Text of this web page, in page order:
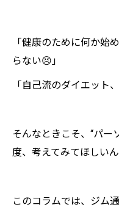
「健康のために何か始
らない😣」
「自己流のダイエット
そんなときこそ、“パー
度、考えてみてほしい
このコラムでは、ジム